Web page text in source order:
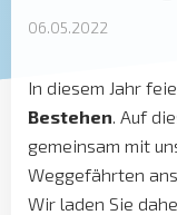
06.05.2022
In diesem Jahr
Bestehen. Auf
gemeinsam mit
Weggefährten
Wir laden Sie